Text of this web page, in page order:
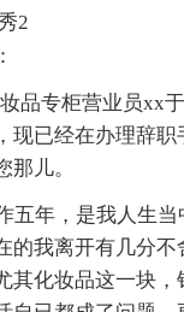
2
品专柜营业员xx
现已经在办理辞职
那儿。
五年，是我人生
的我离开有几分不
其化妆品这一块